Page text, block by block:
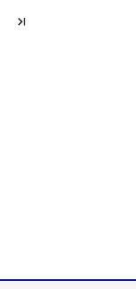
Page suivante
Twitter)
email